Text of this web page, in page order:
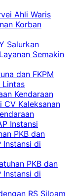
Ahli Waris
Korban
Salurkan
Semakin
dan FKPM
Lintas
Kendaraan
CV Kaleksanan
Instansi
PKB dan
Instansi di
PKB dan
Instansi di
RS Siloam